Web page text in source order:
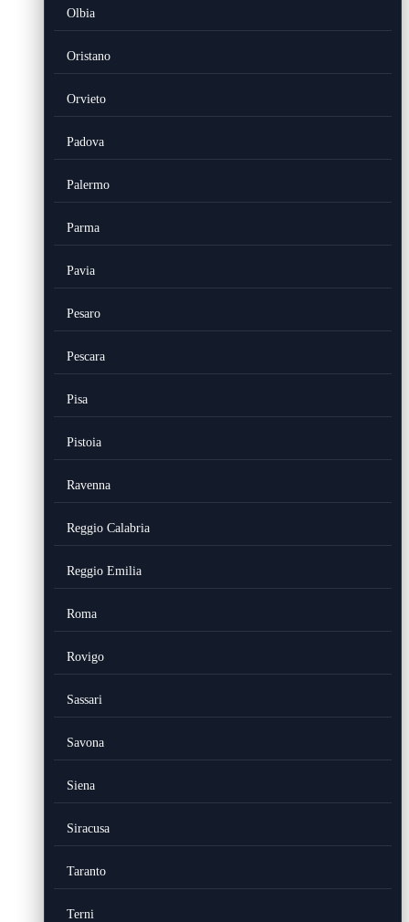
Olbia
Oristano
Orvieto
Padova
Palermo
Parma
Pavia
Pesaro
Pescara
Pisa
Pistoia
Ravenna
Reggio Calabria
Reggio Emilia
Roma
Rovigo
Sassari
Savona
Siena
Siracusa
Taranto
Terni